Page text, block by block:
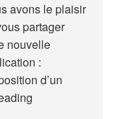
avons le plaisir
partager
nouvelle
:
d’un
Nouveau